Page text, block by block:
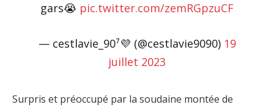
gars😭 pic.twitter.com/zemRGpzuCF
— cestlavie_90⁷💜 (@cestlavie9090) 19
juillet 2023
Surpris et préoccupé par la soudaine montée de